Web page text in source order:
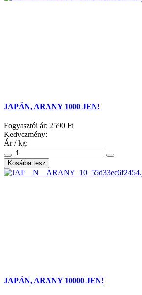
JAPÁN, ARANY 1000 JEN!
Fogyasztói ár: 2590 Ft
Kedvezmény:
Ár / kg:
JAPÁN, ARANY 10000 JEN!